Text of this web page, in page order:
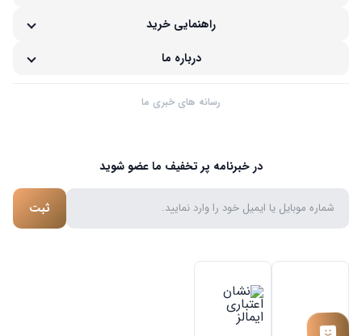
راهنمایی خرید
درباره ما
رسانه های خبری ما
در خبرنامه پر تخفیف ما عضو شوید
ثبت